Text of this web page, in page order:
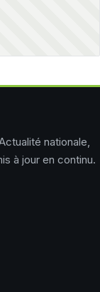
nationale,
à jour en continu.